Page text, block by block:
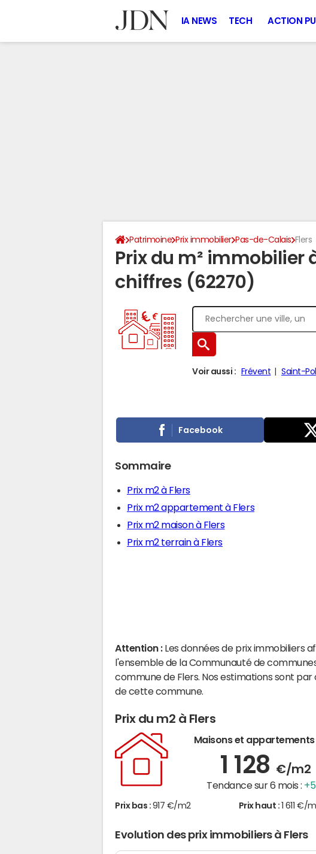
IA NEWS TECH ACTION
Patrimoine Prix immobilier Pas-de-Calais Flers
Prix du m² immobilier
chiffres (62270)
Voir aussi : Frévent Saint-
Facebook
Sommaire
Prix m2 à Flers
Prix m2 appartement à Flers
Prix m2 maison à Flers
Prix m2 terrain à Flers
Attention : Les données de prix immobiliers
l'ensemble de la Communauté de
commune de Flers. Nos estimations sont
de cette commune.
Prix du m2 à Flers
Maisons et appartements
1 128 €/m2
Tendance sur 6 mois : +5
Prix bas : 917 €/m2 Prix haut : 1 611 €/
Evolution des prix immobiliers à Flers